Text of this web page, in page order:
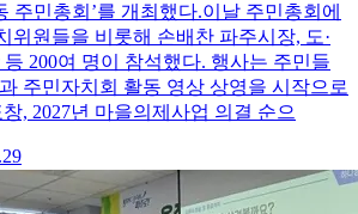
주민총회’를 개최했다.이날 주민총회에
위원들을 비롯해 손배찬 파주시장, 도·
200여 명이 참석했다. 행사는 주민들
주민자치회 활동 영상 상영을 시작으로
, 2027년 마을의제사업 의결 순으